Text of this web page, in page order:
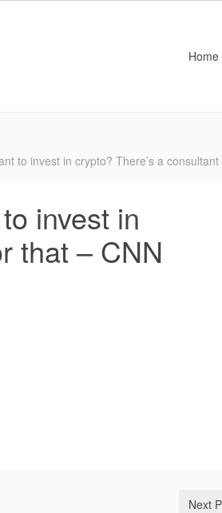
Home
to invest in crypto? There’s a
invest in
that – CNN
Next